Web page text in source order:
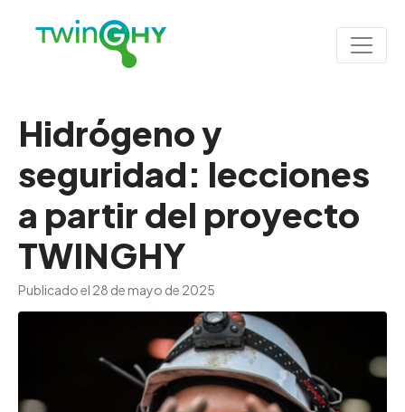
Hidrógeno y
seguridad: lecciones
a partir del proyecto
TWINGHY
Publicado el 28 de mayo de 2025